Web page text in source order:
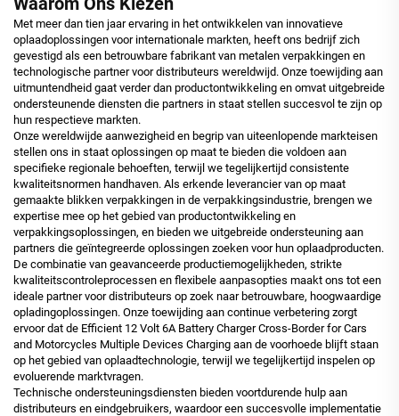
Met meer dan tien jaar ervaring in het ontwikkelen van innovatieve
oplaadoplossingen voor internationale markten, heeft ons bedrijf zich
gevestigd als een betrouwbare fabrikant van metalen verpakkingen en
technologische partner voor distributeurs wereldwijd. Onze toewijding aan
uitmuntendheid gaat verder dan productontwikkeling en omvat uitgebreide
ondersteunende diensten die partners in staat stellen succesvol te zijn op
hun respectieve markten.
Onze wereldwijde aanwezigheid en begrip van uiteenlopende markteisen
stellen ons in staat oplossingen op maat te bieden die voldoen aan
specifieke regionale behoeften, terwijl we tegelijkertijd consistente
kwaliteitsnormen handhaven. Als erkende leverancier van op maat
gemaakte blikken verpakkingen in de verpakkingsindustrie, brengen we
expertise mee op het gebied van productontwikkeling en
verpakkingsoplossingen, en bieden we uitgebreide ondersteuning aan
partners die geïntegreerde oplossingen zoeken voor hun oplaadproducten.
De combinatie van geavanceerde productiemogelijkheden, strikte
kwaliteitscontroleprocessen en flexibele aanpasopties maakt ons tot een
ideale partner voor distributeurs op zoek naar betrouwbare, hoogwaardige
opladingoplossingen. Onze toewijding aan continue verbetering zorgt
ervoor dat de Efficient 12 Volt 6A Battery Charger Cross-Border for Cars
and Motorcycles Multiple Devices Charging aan de voorhoede blijft staan
op het gebied van oplaadtechnologie, terwijl we tegelijkertijd inspelen op
evoluerende marktvragen.
Technische ondersteuningsdiensten bieden voortdurende hulp aan
distributeurs en eindgebruikers, waardoor een succesvolle implementatie